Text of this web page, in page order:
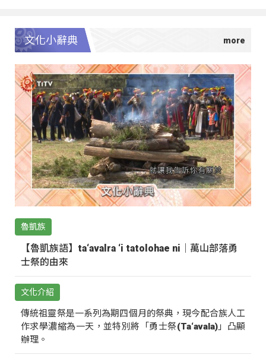
文化小辭典
魯凱族
【魯凱族語】ta‘avalra ‘i tatolohae ni｜萬山部落勇
士祭的由來
文化介紹
傳統祖靈祭是一系列為期四個月的祭典，現今配合族人工
作求學濃縮為一天，並特別將「勇士祭(Ta‘avala)」凸顯
辦理。